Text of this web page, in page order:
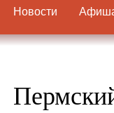
Новости